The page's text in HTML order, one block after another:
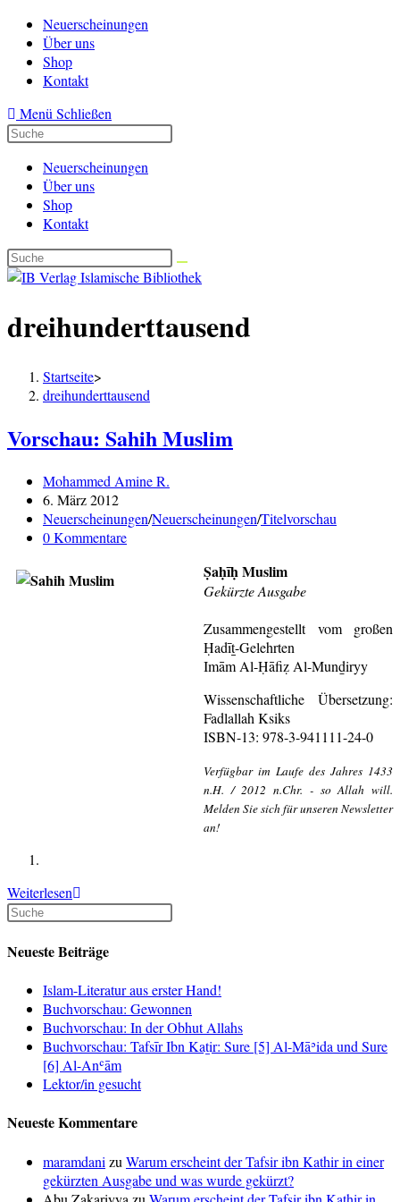
Zum
Inhalt
springen
Neuerscheinungen
Über uns
Shop
Kontakt
Menü Schließen
Neuerscheinungen
Über uns
Shop
Kontakt
dreihunderttausend
Startseite>
dreihunderttausend
Vorschau: Sahih Muslim
Beitrags-
Autor:
Mohammed Amine R.
Beitrag
veröffentlicht:
6. März 2012
Beitrags-
Kategorie:
Neuerscheinungen/Neuerscheinungen/Titelvorschau
Beitrags-
0 Kommentare
Ṣaḥīḥ Muslim
Gekürzte Ausgabe
Zusammengestellt vom großen
Ḥadīṯ-Gelehrten
Imām Al-Ḥāfiẓ Al-Munḏiryy
Wissenschaftliche Übersetzung:
Fadlallah Ksiks
ISBN-13: 978-3-941111-24-0
Verfügbar im Laufe des Jahres 1433
n.H. / 2012 n.Chr. - so Allah will.
Melden Sie sich für unseren Newsletter
an!
WeiterlesenVorschau:
Sahih
Muslim
Neueste Beiträge
Islam-Literatur aus erster Hand!
Buchvorschau: Gewonnen
Buchvorschau: In der Obhut Allahs
Buchvorschau: Tafsīr Ibn Kaṯir: Sure [5] Al-Māʾida und Sure
[6] Al-Anʿām
Lektor/in gesucht
Neueste Kommentare
maramdani zu Warum erscheint der Tafsir ibn Kathir in einer
gekürzten Ausgabe und was wurde gekürzt?